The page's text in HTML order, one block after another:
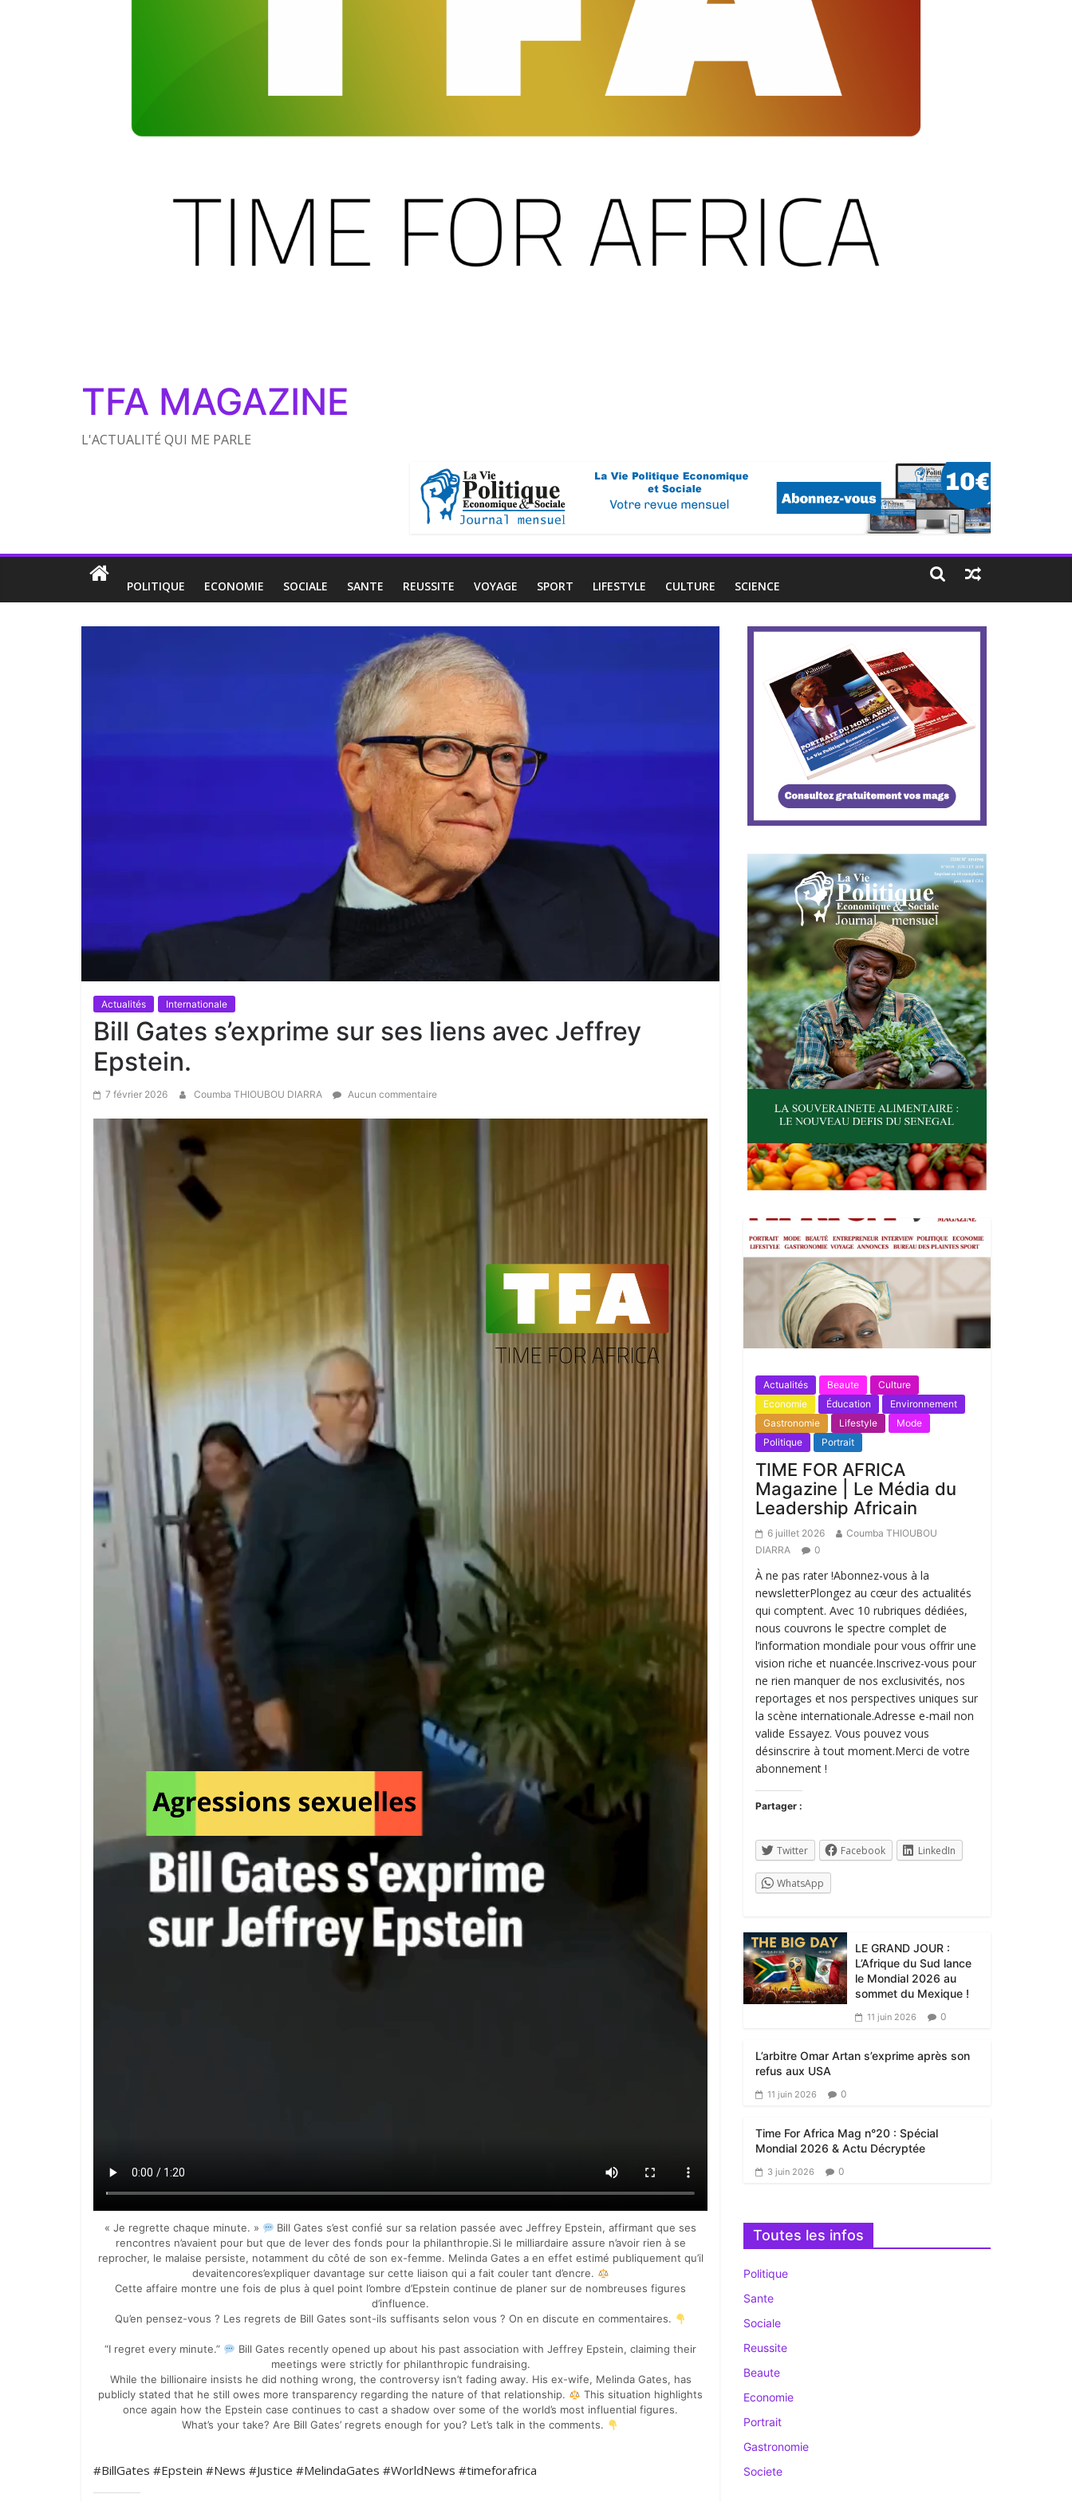
TFA MAGAZINE
L'ACTUALITÉ QUI ME PARLE
POLITIQUE ECONOMIE SOCIALE SANTE REUSSITE VOYAGE SPORT LIFESTYLE CULTURE SCIENCE
Actualités Internationale
Bill Gates s’exprime sur ses liens avec Jeffrey
Epstein.
7 février 2026 Coumba THIOUBOU DIARRA Aucun commentaire
« Je regrette chaque minute. »
Bill Gates s’est confié sur sa relation passée avec Jeffrey Epstein, affirmant que ses
rencontres n’avaient pour but que de lever des fonds pour la philanthropie.Si le milliardaire assure n’avoir rien à se
reprocher, le malaise persiste, notamment du côté de son ex-femme. Melinda Gates a en effet estimé publiquement qu’il
devaitencores’expliquer davantage sur cette liaison qui a fait couler tant d’encre.
Cette affaire montre une fois de plus à quel point l’ombre d’Epstein continue de planer sur de nombreuses figures
d’influence.
Qu’en pensez-vous ? Les regrets de Bill Gates sont-ils suffisants selon vous ? On en discute en commentaires.
“I regret every minute.”
Bill Gates recently opened up about his past association with Jeffrey Epstein, claiming their
meetings were strictly for philanthropic fundraising.
While the billionaire insists he did nothing wrong, the controversy isn’t fading away. His ex-wife, Melinda Gates, has
publicly stated that he still owes more transparency regarding the nature of that relationship.
This situation highlights
once again how the Epstein case continues to cast a shadow over some of the world’s most influential figures.
What’s your take? Are Bill Gates’ regrets enough for you? Let’s talk in the comments.
#BillGates #Epstein #News #Justice #MelindaGates #WorldNews #timeforafrica
Actualités Beaute
Culture
Economie
Éducation
Environnement
Gastronomie
Lifestyle
Mode
Politique
Portrait
TIME FOR AFRICA
Magazine | Le Média du
Leadership Africain
6 juillet 2026
Coumba THIOUBOU
DIARRA
0
À ne pas rater !Abonnez-vous à la
newsletterPlongez au cœur des actualités
qui comptent. Avec 10 rubriques dédiées,
nous couvrons le spectre complet de
l’information mondiale pour vous offrir une
vision riche et nuancée.Inscrivez-vous pour
ne rien manquer de nos exclusivités, nos
reportages et nos perspectives uniques sur
la scène internationale.Adresse e-mail non
valide Essayez. Vous pouvez vous
désinscrire à tout moment.Merci de votre
abonnement !
Partager :
Twitter Facebook LinkedIn
WhatsApp
LE GRAND JOUR :
L’Afrique du Sud lance
le Mondial 2026 au
sommet du Mexique !
11 juin 2026 0
L’arbitre Omar Artan s’exprime après son
refus aux USA
11 juin 2026 0
Time For Africa Mag n°20 : Spécial
Mondial 2026 & Actu Décryptée
3 juin 2026 0
Toutes les infos
Politique
Sante
Sociale
Reussite
Beaute
Economie
Portrait
Gastronomie
Societe